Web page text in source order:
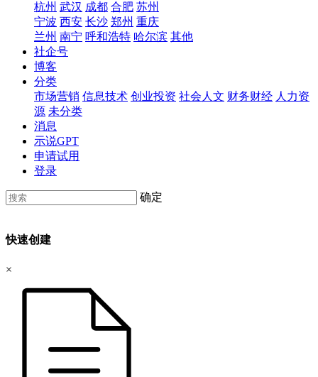
杭州 武汉 成都 合肥 苏州
宁波 西安 长沙 郑州 重庆
兰州 南宁 呼和浩特 哈尔滨 其他
社企号
博客
分类
市场营销 信息技术 创业投资 社会人文 财务财经 人力资
源 未分类
消息
示说GPT
申请试用
登录
确定
快速创建
×